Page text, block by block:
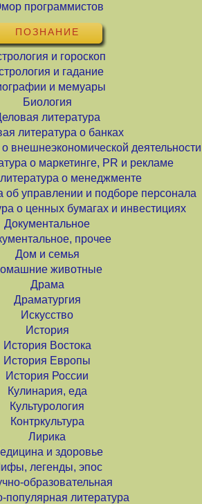
программистов
ПОЗНАНИЕ
и гороскоп
и гадание
и мемуары
Биология
литература
литература о банках
внешнеэкономической деятельности
о маркетинге, PR и рекламе
о менеджменте
об управлении и подборе персонала
о ценных бумагах и инвестициях
Документальное
прочее
Дом и семья
животные
Драма
Драматургия
Искусство
История
История Востока
История Европы
История России
Кулинария, еда
Культурология
Контркультура
Лирика
и здоровье
легенды, эпос
образовательная
популярная литература